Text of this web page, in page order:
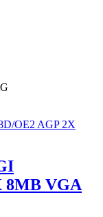
8MB VGA